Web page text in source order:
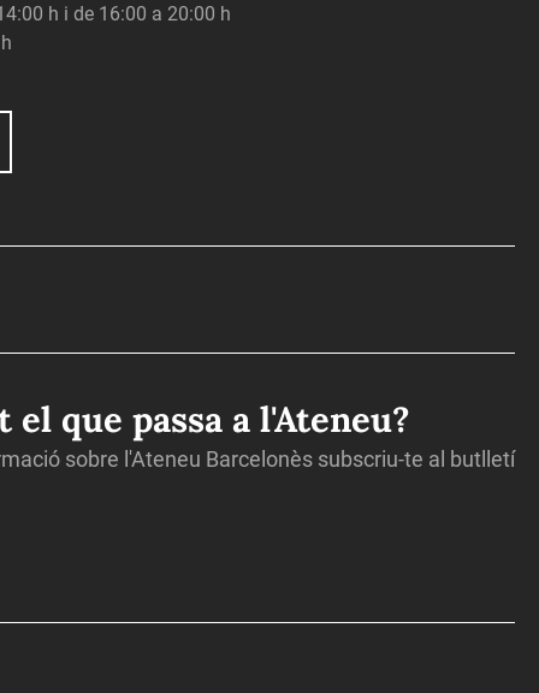
h i de 16:00 a 20:00 h
el que passa a l'Ateneu?
sobre l'Ateneu Barcelonès subscriu-te al butlletí